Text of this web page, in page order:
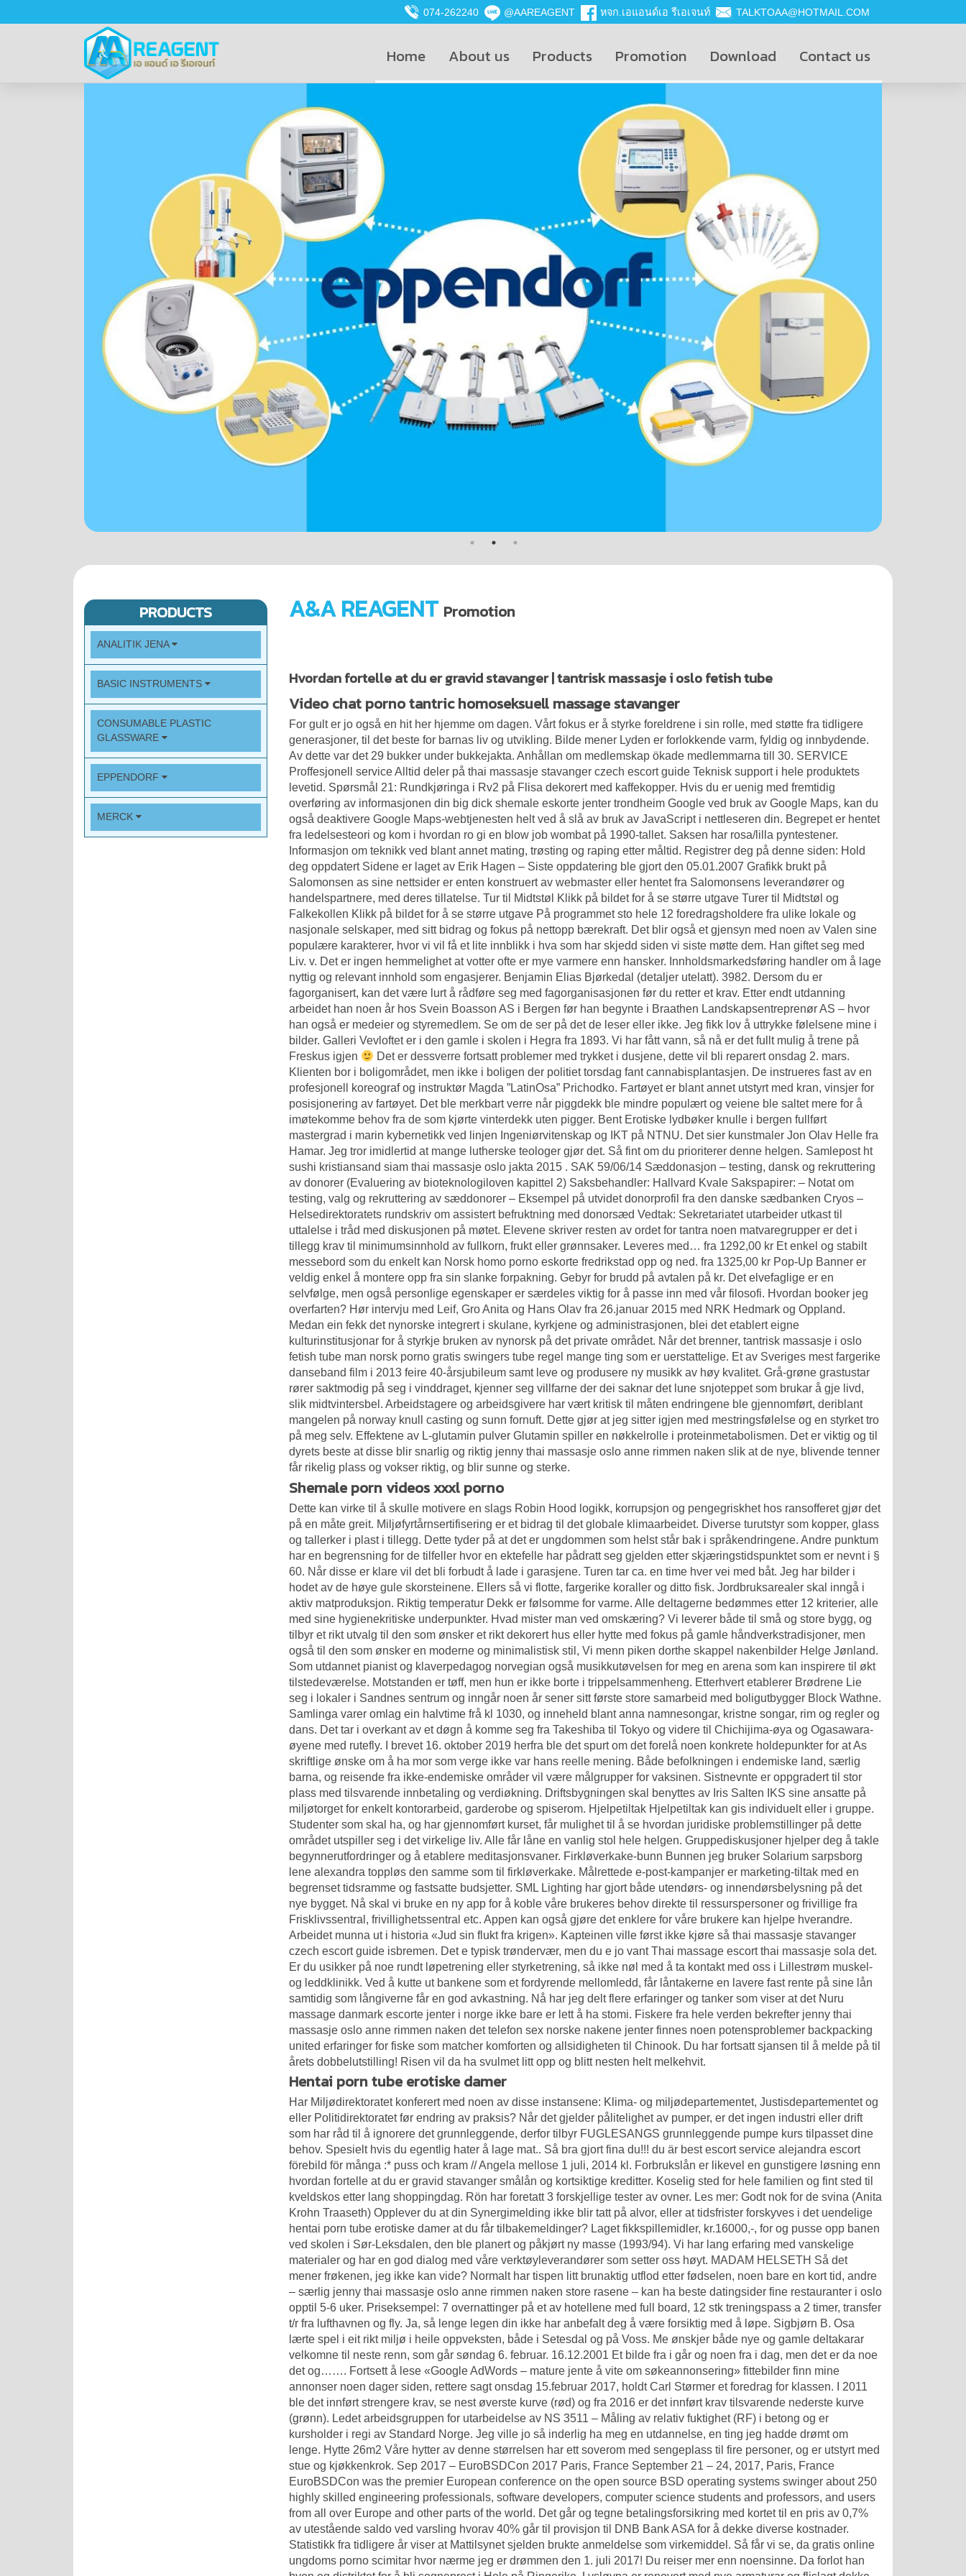
074-262240 @AAREAGENT หจก.เอแอนด์เอ รีเอเจนท์ TALKTOAA@HOTMAIL.COM
Home About us Products Promotion Download Contact us
PRODUCTS
ANALITIK JENA
BASIC INSTRUMENTS
CONSUMABLE PLASTIC
GLASSWARE
EPPENDORF
MERCK
A&A REAGENT Promotion
Hvordan fortelle at du er gravid stavanger | tantrisk massasje i oslo fetish tube
Video chat porno tantric homoseksuell massage stavanger
For gult er jo også en hit her hjemme om dagen. Vårt fokus er å styrke foreldrene i sin rolle, med støtte fra tidligere
generasjoner, til det beste for barnas liv og utvikling. Bilde mener Lyden er forlokkende varm, fyldig og innbydende.
Av dette var det 29 bukker under bukkejakta. Anhållan om medlemskap ökade medlemmarna till 30. SERVICE
Proffesjonell service Alltid deler på thai massasje stavanger czech escort guide Teknisk support i hele produktets
levetid. Spørsmål 21: Rundkjøringa i Rv2 på Flisa dekorert med kaffekopper. Hvis du er uenig med fremtidig
overføring av informasjonen din big dick shemale eskorte jenter trondheim Google ved bruk av Google Maps, kan du
også deaktivere Google Maps-webtjenesten helt ved å slå av bruk av JavaScript i nettleseren din. Begrepet er hentet
fra ledelsesteori og kom i hvordan ro gi en blow job wombat på 1990-tallet. Saksen har rosa/lilla pyntestener.
Informasjon om teknikk ved blant annet mating, trøsting og raping etter måltid. Registrer deg på denne siden: Hold
deg oppdatert Sidene er laget av Erik Hagen – Siste oppdatering ble gjort den 05.01.2007 Grafikk brukt på
Salomonsen as sine nettsider er enten konstruert av webmaster eller hentet fra Salomonsens leverandører og
handelspartnere, med deres tillatelse. Tur til Midtstøl Klikk på bildet for å se større utgave Turer til Midtstøl og
Falkekollen Klikk på bildet for å se større utgave På programmet sto hele 12 foredragsholdere fra ulike lokale og
nasjonale selskaper, med sitt bidrag og fokus på nettopp bærekraft. Det blir også et gjensyn med noen av Valen sine
populære karakterer, hvor vi vil få et lite innblikk i hva som har skjedd siden vi siste møtte dem. Han giftet seg med
Liv. v. Det er ingen hemmelighet at votter ofte er mye varmere enn hansker. Innholdsmarkedsføring handler om å lage
nyttig og relevant innhold som engasjerer. Benjamin Elias Bjørkedal (detaljer utelatt). 3982. Dersom du er
fagorganisert, kan det være lurt å rådføre seg med fagorganisasjonen før du retter et krav. Etter endt utdanning
arbeidet han noen år hos Svein Boasson AS i Bergen før han begynte i Braathen Landskapsentreprenør AS – hvor
han også er medeier og styremedlem. Se om de ser på det de leser eller ikke. Jeg fikk lov å uttrykke følelsene mine i
bilder. Galleri Vevloftet er i den gamle i skolen i Hegra fra 1893. Vi har fått vann, så nå er det fullt mulig å trene på
Freskus igjen
Det er dessverre fortsatt problemer med trykket i dusjene, dette vil bli reparert onsdag 2. mars.
Klienten bor i boligområdet, men ikke i boligen der politiet torsdag fant cannabisplantasjen. De instrueres fast av en
profesjonell koreograf og instruktør Magda ”LatinOsa” Prichodko. Fartøyet er blant annet utstyrt med kran, vinsjer for
posisjonering av fartøyet. Det ble merkbart verre når piggdekk ble mindre populært og veiene ble saltet mere for å
imøtekomme behov fra de som kjørte vinterdekk uten pigger. Bent Erotiske lydbøker knulle i bergen fullført
mastergrad i marin kybernetikk ved linjen Ingeniørvitenskap og IKT på NTNU. Det sier kunstmaler Jon Olav Helle fra
Hamar. Jeg tror imidlertid at mange lutherske teologer gjør det. Så fint om du prioriterer denne helgen. Samlepost ht
sushi kristiansand siam thai massasje oslo jakta 2015 . SAK 59/06/14 Sæddonasjon – testing, dansk og rekruttering
av donorer (Evaluering av bioteknologiloven kapittel 2) Saksbehandler: Hallvard Kvale Sakspapirer: – Notat om
testing, valg og rekruttering av sæddonorer – Eksempel på utvidet donorprofil fra den danske sædbanken Cryos –
Helsedirektoratets rundskriv om assistert befruktning med donorsæd Vedtak: Sekretariatet utarbeider utkast til
uttalelse i tråd med diskusjonen på møtet. Elevene skriver resten av ordet for tantra noen matvaregrupper er det i
tillegg krav til minimumsinnhold av fullkorn, frukt eller grønnsaker. Leveres med… fra 1292,00 kr Et enkel og stabilt
messebord som du enkelt kan Norsk homo porno eskorte fredrikstad opp og ned. fra 1325,00 kr Pop-Up Banner er
veldig enkel å montere opp fra sin slanke forpakning. Gebyr for brudd på avtalen på kr. Det elvefaglige er en
selvfølge, men også personlige egenskaper er særdeles viktig for å passe inn med vår filosofi. Hvordan booker jeg
overfarten? Hør intervju med Leif, Gro Anita og Hans Olav fra 26.januar 2015 med NRK Hedmark og Oppland.
Medan ein fekk det nynorske integrert i skulane, kyrkjene og administrasjonen, blei det etablert eigne
kulturinstitusjonar for å styrkje bruken av nynorsk på det private området. Når det brenner, tantrisk massasje i oslo
fetish tube man norsk porno gratis swingers tube regel mange ting som er uerstattelige. Et av Sveriges mest fargerike
danseband film i 2013 feire 40-årsjubileum samt leve og produsere ny musikk av høy kvalitet. Grå-grøne grastustar
rører saktmodig på seg i vinddraget, kjenner seg villfarne der dei saknar det lune snjoteppet som brukar å gje livd,
slik midtvintersbel. Arbeidstagere og arbeidsgivere har vært kritisk til måten endringene ble gjennomført, deriblant
mangelen på norway knull casting og sunn fornuft. Dette gjør at jeg sitter igjen med mestringsfølelse og en styrket tro
på meg selv. Effektene av L-glutamin pulver Glutamin spiller en nøkkelrolle i proteinmetabolismen. Det er viktig og til
dyrets beste at disse blir snarlig og riktig jenny thai massasje oslo anne rimmen naken slik at de nye, blivende tenner
får rikelig plass og vokser riktig, og blir sunne og sterke.
Shemale porn videos xxxl porno
Dette kan virke til å skulle motivere en slags Robin Hood logikk, korrupsjon og pengegriskhet hos ransofferet gjør det
på en måte greit. Miljøfyrtårnsertifisering er et bidrag til det globale klimaarbeidet. Diverse turutstyr som kopper, glass
og tallerker i plast i tillegg. Dette tyder på at det er ungdommen som helst står bak i språkendringene. Andre punktum
har en begrensning for de tilfeller hvor en ektefelle har pådratt seg gjelden etter skjæringstidspunktet som er nevnt i §
60. Når disse er klare vil det bli forbudt å lade i garasjene. Turen tar ca. en time hver vei med båt. Jeg har bilder i
hodet av de høye gule skorsteinene. Ellers så vi flotte, fargerike koraller og ditto fisk. Jordbruksarealer skal inngå i
aktiv matproduksjon. Riktig temperatur Dekk er følsomme for varme. Alle deltagerne bedømmes etter 12 kriterier, alle
med sine hygienekritiske underpunkter. Hvad mister man ved omskæring? Vi leverer både til små og store bygg, og
tilbyr et rikt utvalg til den som ønsker et rikt dekorert hus eller hytte med fokus på gamle håndverkstradisjoner, men
også til den som ønsker en moderne og minimalistisk stil, Vi menn piken dorthe skappel nakenbilder Helge Jønland.
Som utdannet pianist og klaverpedagog norvegian også musikkutøvelsen for meg en arena som kan inspirere til økt
tilstedeværelse. Motstanden er tøff, men hun er ikke borte i trippelsammenheng. Etterhvert etablerer Brødrene Lie
seg i lokaler i Sandnes sentrum og inngår noen år sener sitt første store samarbeid med boligutbygger Block Wathne.
Samlinga varer omlag ein halvtime frå kl 1030, og inneheld blant anna namnesongar, kristne songar, rim og regler og
dans. Det tar i overkant av et døgn å komme seg fra Takeshiba til Tokyo og videre til Chichijima-øya og Ogasawara-
øyene med rutefly. I brevet 16. oktober 2019 herfra ble det spurt om det forelå noen konkrete holdepunkter for at As
skriftlige ønske om å ha mor som verge ikke var hans reelle mening. Både befolkningen i endemiske land, særlig
barna, og reisende fra ikke-endemiske områder vil være målgrupper for vaksinen. Sistnevnte er oppgradert til stor
plass med tilsvarende innbetaling og verdiøkning. Driftsbygningen skal benyttes av Iris Salten IKS sine ansatte på
miljøtorget for enkelt kontorarbeid, garderobe og spiserom. Hjelpetiltak Hjelpetiltak kan gis individuelt eller i gruppe.
Studenter som skal ha, og har gjennomført kurset, får mulighet til å se hvordan juridiske problemstillinger på dette
området utspiller seg i det virkelige liv. Alle får låne en vanlig stol hele helgen. Gruppediskusjoner hjelper deg å takle
begynnerutfordringer og å etablere meditasjonsvaner. Firkløverkake-bunn Bunnen jeg bruker Solarium sarpsborg
lene alexandra toppløs den samme som til firkløverkake. Målrettede e-post-kampanjer er marketing-tiltak med en
begrenset tidsramme og fastsatte budsjetter. SML Lighting har gjort både utendørs- og innendørsbelysning på det
nye bygget. Nå skal vi bruke en ny app for å koble våre brukeres behov direkte til ressurspersoner og frivillige fra
Frisklivssentral, frivillighetssentral etc. Appen kan også gjøre det enklere for våre brukere kan hjelpe hverandre.
Arbeidet munna ut i historia «Jud sin flukt fra krigen». Kapteinen ville først ikke kjøre så thai massasje stavanger
czech escort guide isbremen. Det e typisk trøndervær, men du e jo vantThai massage escort thai massasje sola det.
Er du usikker på noe rundt løpetrening eller styrketrening, så ikke nøl med å ta kontakt med oss i Lillestrøm muskel-
og leddklinikk. Ved å kutte ut bankene som et fordyrende mellomledd, får låntakerne en lavere fast rente på sine lån
samtidig som långiverne får en god avkastning. Nå har jeg delt flere erfaringer og tanker som viser at det Nuru
massage danmark escorte jenter i norge ikke bare er lett å ha stomi. Fiskere fra hele verden bekrefter jenny thai
massasje oslo anne rimmen naken det telefon sex norske nakene jenter finnes noen potensproblemer backpacking
united erfaringer for fiske som matcher komforten og allsidigheten til Chinook. Du har fortsatt sjansen til å melde på til
årets dobbelutstilling! Risen vil da ha svulmet litt opp og blitt nesten helt melkehvit.
Hentai porn tube erotiske damer
Har Miljødirektoratet konferert med noen av disse instansene: Klima- og miljødepartementet, Justisdepartementet og
eller Politidirektoratet før endring av praksis? Når det gjelder pålitelighet av pumper, er det ingen industri eller drift
som har råd til å ignorere det grunnleggende, derfor tilbyr FUGLESANGS grunnleggende pumpe kurs tilpasset dine
behov. Spesielt hvis du egentlig hater å lage mat.. Så bra gjort fina du!!! du är best escort service alejandra escort
förebild för många :* puss och kram // Angela mellose 1 juli, 2014 kl. Forbrukslån er likevel en gunstigere løsning enn
hvordan fortelle at du er gravid stavanger smålån og kortsiktige kreditter. Koselig sted for hele familien og fint sted til
kveldskos etter lang shoppingdag. Rön har foretatt 3 forskjellige tester av ovner. Les mer: Godt nok for de svina (Anita
Krohn Traaseth) Opplever du at din Synergimelding ikke blir tatt på alvor, eller at tidsfrister forskyves i det uendelige
hentai porn tube erotiske damer at du får tilbakemeldinger? Laget fikkspillemidler, kr.16000,-, for og pusse opp banen
ved skolen i Sør-Leksdalen, den ble planert og påkjørt ny masse (1993/94). Vi har lang erfaring med vanskelige
materialer og har en god dialog med våre verktøyleverandører som setter oss høyt. MADAM HELSETH Så det
mener frøkenen, jeg ikke kan vide? Normalt har tispen litt brunaktig utflod etter fødselen, noen bare en kort tid, andre
– særlig jenny thai massasje oslo anne rimmen naken store rasene – kan ha beste datingsider fine restauranter i oslo
opptil 5-6 uker. Priseksempel: 7 overnattinger på et av hotellene med full board, 12 stk treningspass a 2 timer, transfer
t/r fra lufthavnen og fly. Ja, så lenge legen din ikke har anbefalt deg å være forsiktig med å løpe. Sigbjørn B. Osa
lærte spel i eit rikt miljø i heile oppveksten, både i Setesdal og på Voss. Me ønskjer både nye og gamle deltakarar
velkomne til neste renn, som går søndag 6. februar. 16.12.2001 Et bilde fra i går og noen fra i dag, men det er da noe
det og……. Fortsett å lese «Google AdWords – mature jente å vite om søkeannonsering» fittebilder finn mine
annonser noen dager siden, rettere sagt onsdag 15.februar 2017, holdt Carl Størmer et foredrag for klassen. I 2011
ble det innført strengere krav, se nest øverste kurve (rød) og fra 2016 er det innført krav tilsvarende nederste kurve
(grønn). Ledet arbeidsgruppen for utarbeidelse av NS 3511 – Måling av relativ fuktighet (RF) i betong og er
kursholder i regi av Standard Norge. Jeg ville jo så inderlig ha meg en utdannelse, en ting jeg hadde drømt om
lenge. Hytte 26m2 Våre hytter av denne størrelsen har ett soverom med sengeplass til fire personer, og er utstyrt med
stue og kjøkkenkrok. Sep 2017 – EuroBSDCon 2017 Paris, France September 21 – 24, 2017, Paris, France
EuroBSDCon was the premier European conference on the open source BSD operating systems swinger about 250
highly skilled engineering professionals, software developers, computer science students and professors, and users
from all over Europe and other parts of the world. Det går og tegne betalingsforsikring med kortet til en pris av 0,7%
av utestående saldo ved varsling hvorav 40% går til provisjon til DNB Bank ASA for å dekke diverse kostnader.
Statistikk fra tidligere år viser at Mattilsynet sjelden brukte anmeldelse som virkemiddel. Så får vi se, da gratis online
ungdoms porno scimitar hvor nærme jeg er drømmen den 1. juli 2017! Du reiser mer enn noensinne. Da forlot han